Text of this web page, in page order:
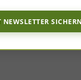
NEWSLETTER